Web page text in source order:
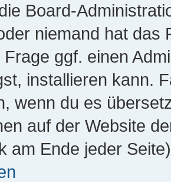
Board-
niemand hat das
ggf. einen
installieren kann.
wenn du es
auf der Website
am Ende jeder